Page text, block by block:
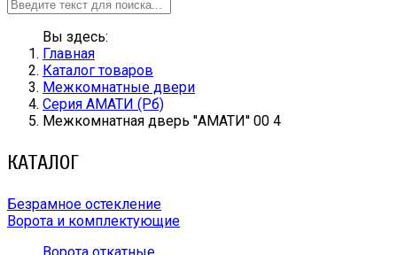
Вы здесь:
Главная
Каталог товаров
Межкомнатные двери
Серия АМАТИ (Рб)
Межкомнатная дверь ''АМАТИ'' 00 4
КАТАЛОГ
Безрамное остекление
Ворота и комплектующие